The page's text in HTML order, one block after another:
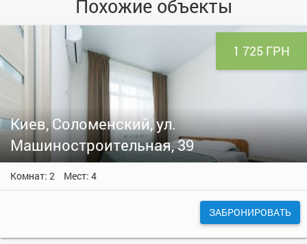
Похожие объекты
1 725 ГРН
Киев, Соломенский, ул.
Машиностроительная, 39
Комнат: 2 Мест: 4
ЗАБРОНИРОВАТЬ